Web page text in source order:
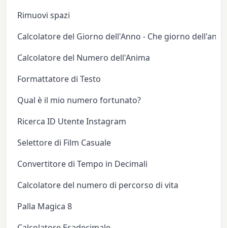
Rimuovi spazi
Calcolatore del Giorno dell'Anno - Che giorno
Calcolatore del Numero dell'Anima
Formattatore di Testo
Qual è il mio numero fortunato?
Ricerca ID Utente Instagram
Selettore di Film Casuale
Convertitore di Tempo in Decimali
Calcolatore del numero di percorso di vita
Palla Magica 8